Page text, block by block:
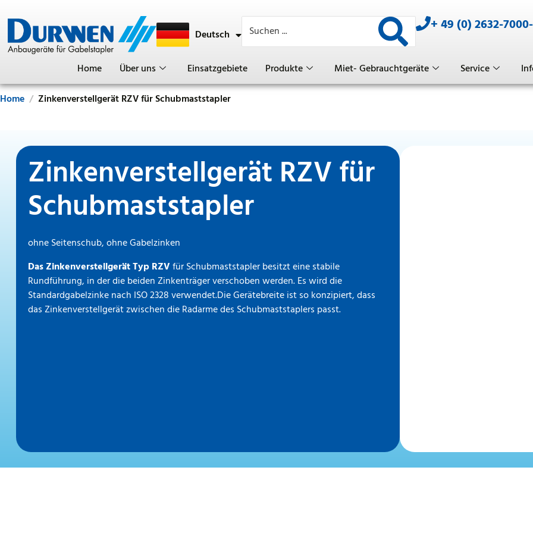
Deutsch
English
+ 49 (0) 2632-
Home Über uns Einsatzgebiete Produkte Miet- Gebrauchtgeräte Service
Home
Zinkenverstellgerät RZV für Schubmaststapler
Zinkenverstellgerät RZV für
Schubmaststapler
ohne Seitenschub, ohne Gabelzinken
Das Zinkenverstellgerät Typ RZVfür Schubmaststapler besitzt eine stabile
Rundführung, in der die beiden Zinkenträger verschoben werden. Es wird die
Standardgabelzinke nach ISO 2328 verwendet.Die Gerätebreite ist so konzipiert, dass
das Zinkenverstellgerät zwischen die Radarme des Schubmaststaplers passt.